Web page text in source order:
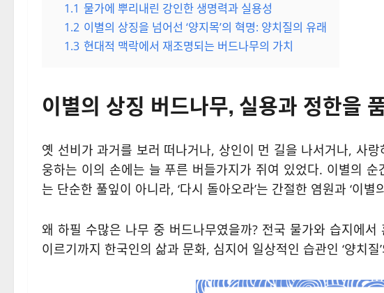
1.1 물가에 뿌리내린 강인한 생명력과 실용성
1.2 이별의 상징을 넘어선 ‘양지목’의 혁명: 양치질의 유래
1.3 현대적 맥락에서 재조명되는 버드나무의 가치
이별의 상징 버드나무, 실용과 정한을
옛 선비가 과거를 보러 떠나거나, 상인이 먼 길을 나서거나, 사
웅하는 이의 손에는 늘 푸른 버들가지가 쥐여 있었다. 이별의
는 단순한 풀잎이 아니라, ‘다시 돌아오라’는 간절한 염원과 ‘이
왜 하필 수많은 나무 중 버드나무였을까? 전국 물가와 습지에
이르기까지 한국인의 삶과 문화, 심지어 일상적인 습관인 ‘양치